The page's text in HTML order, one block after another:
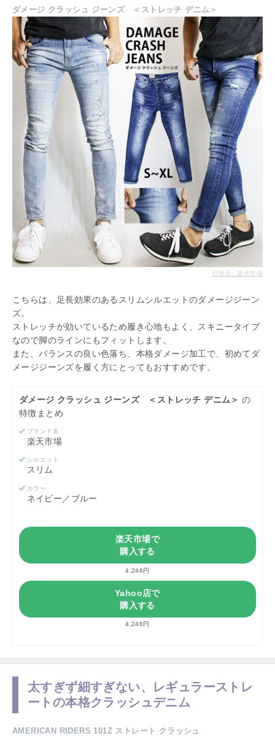
ダメージ クラッシュ ジーンズ ＜ストレッチ デニム＞
引用元：楽天市場
こちらは、足長効果のあるスリムシルエットのダメージジーン
ズ。
ストレッチが効いているため履き心地もよく、スキニータイプ
なので脚のラインにもフィットします。
また、バランスの良い色落ち、本格ダメージ加工で、初めてダ
メージジーンズを履く方にとってもおすすめです。
ダメージ クラッシュ ジーンズ ＜ストレッチ デニム＞の
特徴まとめ
ブランド名
楽天市場
シルエット
スリム
カラー
ネイビー／ブルー
楽天市場で
購入する
4,246円
Yahoo店で
購入する
4,246円
太すぎず細すぎない、レギュラーストレ
ートの本格クラッシュデニム
AMERICAN RIDERS 101Z ストレート クラッシュ